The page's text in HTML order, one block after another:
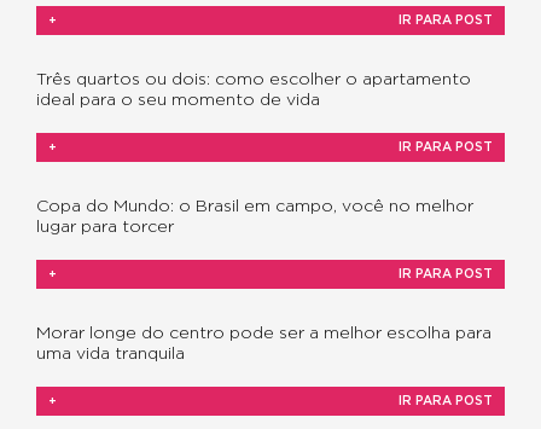
+ IR PARA POST
Três quartos ou dois: como escolher o apartamento
ideal para o seu momento de vida
+ IR PARA POST
Copa do Mundo: o Brasil em campo, você no melhor
lugar para torcer
+ IR PARA POST
Morar longe do centro pode ser a melhor escolha para
uma vida tranquila
+ IR PARA POST